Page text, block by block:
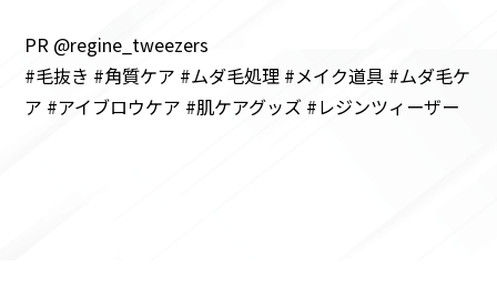
PR @regine_tweezers
#毛抜き #角質ケア #ムダ毛処理 #メイク道具 #ムダ毛ケ
ア #アイブロウケア #肌ケアグッズ #レジンツィーザー